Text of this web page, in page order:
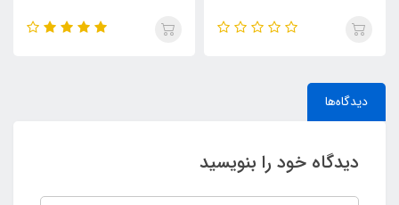
دیدگاه‌ها
دیدگاه خود را بنویسید